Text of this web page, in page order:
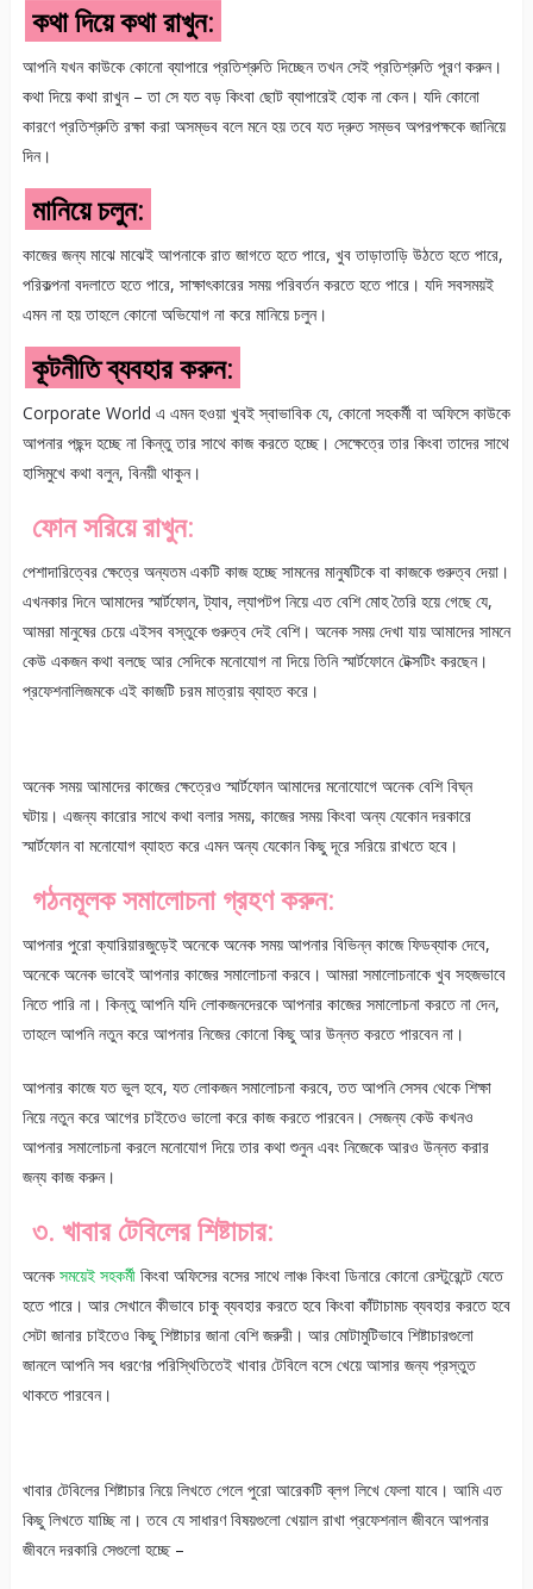
কথা দিয়ে কথা রাখুন:
আপনি যখন কাউকে কোনো ব্যাপারে প্রতিশ্রুতি দিচ্ছেন তখন সেই প্রতিশ্রুতি পূরণ করুন।
কথা দিয়ে কথা রাখুন – তা সে যত বড় কিংবা ছোট ব্যাপারেই হোক না কেন। যদি কোনো
কারণে প্রতিশ্রুতি রক্ষা করা অসম্ভব বলে মনে হয় তবে যত দ্রুত সম্ভব অপরপক্ষকে জানিয়ে
দিন।
মানিয়ে চলুন:
কাজের জন্য মাঝে মাঝেই আপনাকে রাত জাগতে হতে পারে, খুব তাড়াতাড়ি উঠতে হতে পারে,
পরিকল্পনা বদলাতে হতে পারে, সাক্ষাৎকারের সময় পরিবর্তন করতে হতে পারে। যদি সবসময়ই
এমন না হয় তাহলে কোনো অভিযোগ না করে মানিয়ে চলুন।
কূটনীতি ব্যবহার করুন:
Corporate World এ এমন হওয়া খুবই স্বাভাবিক যে, কোনো সহকর্মী বা অফিসে কাউকে
আপনার পছন্দ হচ্ছে না কিন্তু তার সাথে কাজ করতে হচ্ছে। সেক্ষেত্রে তার কিংবা তাদের সাথে
হাসিমুখে কথা বলুন, বিনয়ী থাকুন।
ফোন সরিয়ে রাখুন:
পেশাদারিত্বের ক্ষেত্রে অন্যতম একটি কাজ হচ্ছে সামনের মানুষটিকে বা কাজকে গুরুত্ব দেয়া।
এখনকার দিনে আমাদের স্মার্টফোন, ট্যাব, ল্যাপটপ নিয়ে এত বেশি মোহ তৈরি হয়ে গেছে যে,
আমরা মানুষের চেয়ে এইসব বস্তুকে গুরুত্ব দেই বেশি। অনেক সময় দেখা যায় আমাদের সামনে
কেউ একজন কথা বলছে আর সেদিকে মনোযোগ না দিয়ে তিনি স্মার্টফোনে টেক্সটিং করছেন।
প্রফেশনালিজমকে এই কাজটি চরম মাত্রায় ব্যাহত করে।
অনেক সময় আমাদের কাজের ক্ষেত্রেও স্মার্টফোন আমাদের মনোযোগে অনেক বেশি বিঘ্ন
ঘটায়। এজন্য কারোর সাথে কথা বলার সময়, কাজের সময় কিংবা অন্য যেকোন দরকারে
স্মার্টফোন বা মনোযোগ ব্যাহত করে এমন অন্য যেকোন কিছু দূরে সরিয়ে রাখতে হবে।
গঠনমূলক সমালোচনা গ্রহণ করুন:
আপনার পুরো ক্যারিয়ারজুড়েই অনেকে অনেক সময় আপনার বিভিন্ন কাজে ফিডব্যাক দেবে,
অনেকে অনেক ভাবেই আপনার কাজের সমালোচনা করবে। আমরা সমালোচনাকে খুব সহজভাবে
নিতে পারি না। কিন্তু আপনি যদি লোকজনদেরকে আপনার কাজের সমালোচনা করতে না দেন,
তাহলে আপনি নতুন করে আপনার নিজের কোনো কিছু আর উন্নত করতে পারবেন না।
আপনার কাজে যত ভুল হবে, যত লোকজন সমালোচনা করবে, তত আপনি সেসব থেকে শিক্ষা
নিয়ে নতুন করে আগের চাইতেও ভালো করে কাজ করতে পারবেন। সেজন্য কেউ কখনও
আপনার সমালোচনা করলে মনোযোগ দিয়ে তার কথা শুনুন এবং নিজেকে আরও উন্নত করার
জন্য কাজ করুন।
৩. খাবার টেবিলের শিষ্টাচার:
অনেকসময়েই সহকর্মী কিংবা অফিসের বসের সাথে লাঞ্চ কিংবা ডিনারে কোনো রেস্টুরেন্টে যেতে
হতে পারে। আর সেখানে কীভাবে চাকু ব্যবহার করতে হবে কিংবা কাঁটাচামচ ব্যবহার করতে হবে
সেটা জানার চাইতেও কিছু শিষ্টাচার জানা বেশি জরুরী। আর মোটামুটিভাবে শিষ্টাচারগুলো
জানলে আপনি সব ধরণের পরিস্থিতিতেই খাবার টেবিলে বসে খেয়ে আসার জন্য প্রস্তুত
থাকতে পারবেন।
খাবার টেবিলের শিষ্টাচার নিয়ে লিখতে গেলে পুরো আরেকটি ব্লগ লিখে ফেলা যাবে। আমি এত
কিছু লিখতে যাচ্ছি না। তবে যে সাধারণ বিষয়গুলো খেয়াল রাখা প্রফেশনাল জীবনে আপনার
জীবনে দরকারি সেগুলো হচ্ছে –